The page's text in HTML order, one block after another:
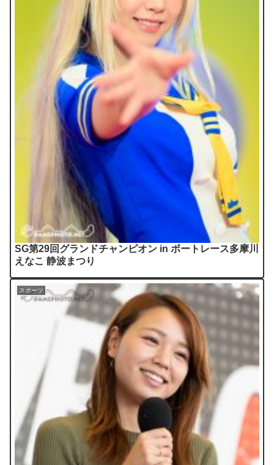
SG第29回グランドチャンピオン in ボートレース多摩川
えなこ 静波まつり
スポーツ